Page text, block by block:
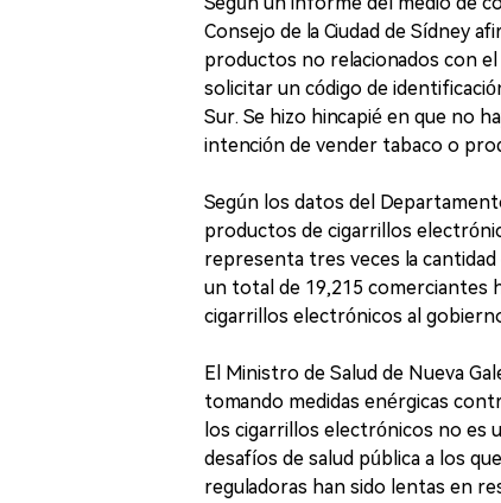
Consejo de la Ciudad de Sídney
productos no relacionados con
solicitar un código de
Sur. Se hizo hincapié en que no
intención de vender tabaco o
Según los datos del
productos de cigarrillos
representa tres veces la
un total de 19,215 comerciantes
cigarrillos electrónicos al
El Ministro de Salud de Nueva
tomando medidas enérgicas
los cigarrillos electrónicos no es
desafíos de salud pública a los
reguladoras han sido lentas en